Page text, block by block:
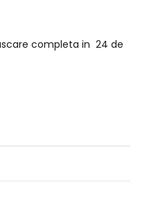
completa in 24 de